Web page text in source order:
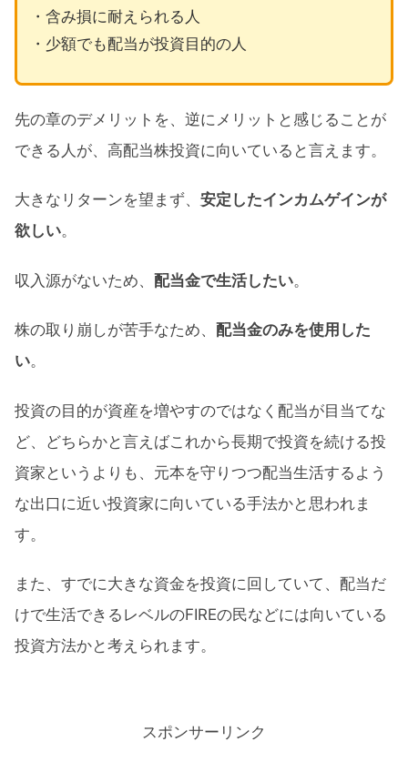
・含み損に耐えられる人
・少額でも配当が投資目的の人
先の章のデメリットを、逆にメリットと感じることが
できる人が、高配当株投資に向いていると言えます。
大きなリターンを望まず、 安定したインカムゲインが
欲しい。
収入源がないため、 配当金で生活したい。
株の取り崩しが苦手なため、 配当金のみを使用した
い。
投資の目的が資産を増やすのではなく配当が目当てな
ど、どちらかと言えばこれから長期で投資を続ける投
資家というよりも、元本を守りつつ配当生活するよう
な出口に近い投資家に向いている手法かと思われま
す。
また、すでに大きな資金を投資に回していて、配当だ
けで生活できるレベルのFIREの民などには向いている
投資方法かと考えられます。
スポンサーリンク